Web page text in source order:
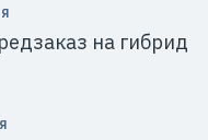
на гибрид